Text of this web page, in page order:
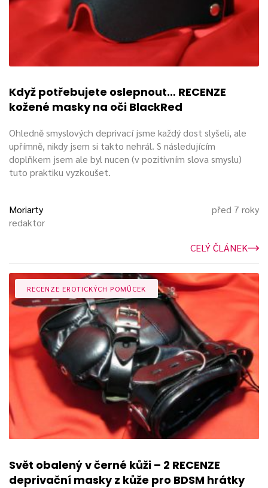
Když potřebujete oslepnout… RECENZE
kožené masky na oči BlackRed
Ohledně smyslových deprivací jsme každý dost slyšeli, ale
upřímně, nikdy jsem si takto nehrál. S následujícím
doplňkem jsem ale byl nucen (v pozitivním slova smyslu)
tuto praktiku vyzkoušet.
Moriarty
redaktor
před 7 roky
CELÝ ČLÁNEK
RECENZE EROTICKÝCH POMŮCEK
Svět obalený v černé kůži – 2 RECENZE
deprivační masky z kůže pro BDSM hrátky